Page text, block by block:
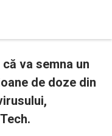
va semna un
de doze din